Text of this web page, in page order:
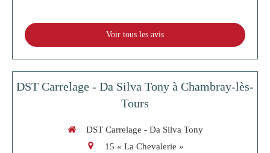
Voir tous les avis
DST Carrelage - Da Silva Tony à Chambray-lès-
Tours
DST Carrelage - Da Silva Tony
15 « La Chevalerie »